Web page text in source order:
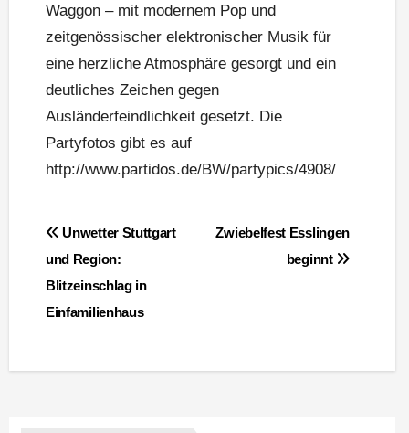
Waggon – mit modernem Pop und
zeitgenössischer elektronischer Musik für
eine herzliche Atmosphäre gesorgt und ein
deutliches Zeichen gegen
Ausländerfeindlichkeit gesetzt. Die
Partyfotos gibt es auf
http://www.partidos.de/BW/partypics/4908/
BeitragsnavigationZwiebelfest Esslingen
beginnt
Unwetter Stuttgart
und Region:
Blitzeinschlag in
Einfamilienhaus